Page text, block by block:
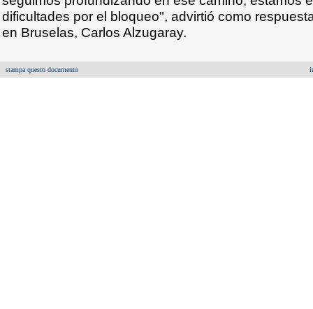
dificultades por el bloqueo", advirtió como
en Bruselas, Carlos Alzugaray.
stampa questo documento